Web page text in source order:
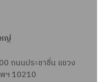
ญ่
ถนนประชาชื่น แขวง
ฯ 10210